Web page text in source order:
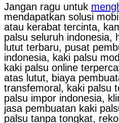
Jangan ragu untuk
mendapatkan solusi
atau kerabat tercinta,
palsu seluruh indonesia,
lutut terbaru, pusat
indonesia, kaki palsu
kaki palsu online
atas lutut, biaya
transfemoral, kaki palsu
palsu impor indonesia,
jasa pembuatan kaki
palsu tanpa tongkat,